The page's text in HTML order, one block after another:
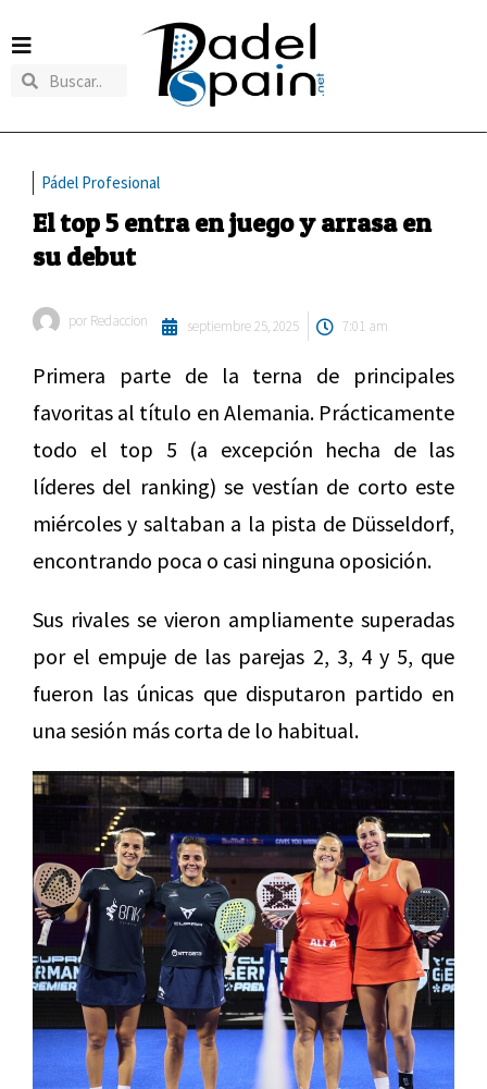
Pádel Profesional
El top 5 entra en juego y arrasa en
su debut
por Redaccion septiembre 25, 2025 7:01 am
Primera parte de la terna de principales
favoritas al título en Alemania. Prácticamente
todo el top 5 (a excepción hecha de las
líderes del ranking) se vestían de corto este
miércoles y saltaban a la pista de Düsseldorf,
encontrando poca o casi ninguna oposición.
Sus rivales se vieron ampliamente superadas
por el empuje de las parejas 2, 3, 4 y 5, que
fueron las únicas que disputaron partido en
una sesión más corta de lo habitual.